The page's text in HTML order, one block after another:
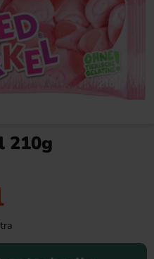
Arla Mjukglassmix Laktosfri
210g